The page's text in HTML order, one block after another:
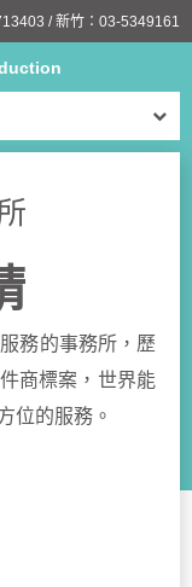
/ 新竹： 03-5349161
務的事務所，歷
商標案，世界能
位的服務。